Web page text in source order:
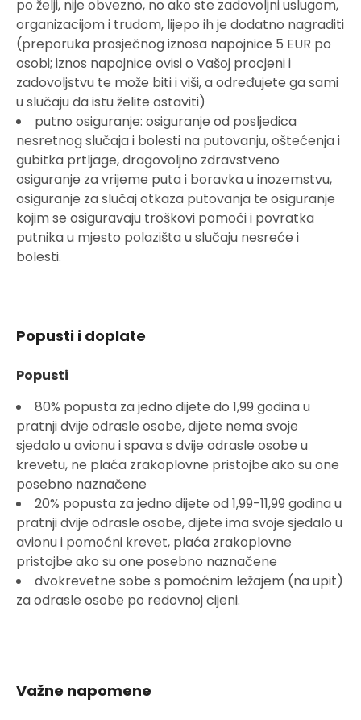
po želji, nije obvezno, no ako ste zadovoljni uslugom,
organizacijom i trudom, lijepo ih je dodatno nagraditi
(preporuka prosječnog iznosa napojnice 5 EUR po
osobi; iznos napojnice ovisi o Vašoj procjeni i
zadovoljstvu te može biti i viši, a određujete ga sami
u slučaju da istu želite ostaviti)
putno osiguranje: osiguranje od posljedica
nesretnog slučaja i bolesti na putovanju, oštećenja i
gubitka prtljage, dragovoljno zdravstveno
osiguranje za vrijeme puta i boravka u inozemstvu,
osiguranje za slučaj otkaza putovanja te osiguranje
kojim se osiguravaju troškovi pomoći i povratka
putnika u mjesto polazišta u slučaju nesreće i
bolesti.
Popusti i doplate
Popusti
80% popusta za jedno dijete do 1,99 godina u
pratnji dvije odrasle osobe, dijete nema svoje
sjedalo u avionu i spava s dvije odrasle osobe u
krevetu, ne plaća zrakoplovne pristojbe ako su one
posebno naznačene
20% popusta za jedno dijete od 1,99-11,99 godina u
pratnji dvije odrasle osobe, dijete ima svoje sjedalo u
avionu i pomoćni krevet, plaća zrakoplovne
pristojbe ako su one posebno naznačene
dvokrevetne sobe s pomoćnim ležajem (na upit)
za odrasle osobe po redovnoj cijeni.
Važne napomene